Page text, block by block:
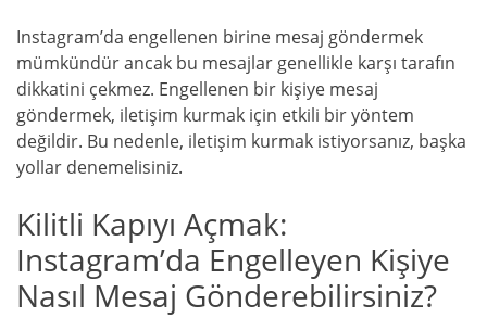
Instagram’da engellenen birine mesaj göndermek
mümkündür ancak bu mesajlar genellikle karşı tarafın
dikkatini çekmez. Engellenen bir kişiye mesaj
göndermek, iletişim kurmak için etkili bir yöntem
değildir. Bu nedenle, iletişim kurmak istiyorsanız, başka
yollar denemelisiniz.
Kilitli Kapıyı Açmak:
Instagram’da Engelleyen Kişiye
Nasıl Mesaj Gönderebilirsiniz?